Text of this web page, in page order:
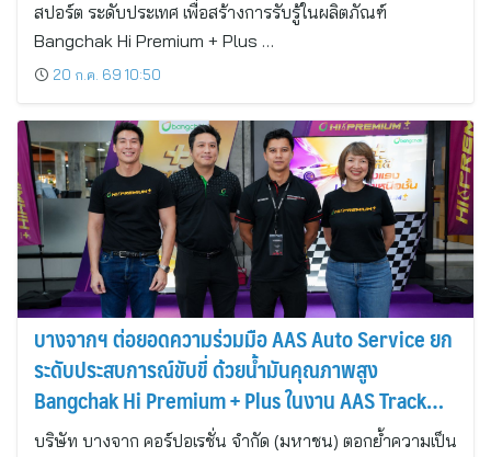
สปอร์ต ระดับประเทศ เพื่อสร้างการรับรู้ในผลิตภัณฑ์
Bangchak Hi Premium + Plus …
20 ก.ค. 69 10:50
บางจากฯ ต่อยอดความร่วมมือ AAS Auto Service ยก
ระดับประสบการณ์ขับขี่ ด้วยน้ำมันคุณภาพสูง
Bangchak Hi Premium + Plus ในงาน AAS Track
Experience 2026
บริษัท บางจาก คอร์ปอเรชั่น จำกัด (มหาชน) ตอกย้ำความเป็น